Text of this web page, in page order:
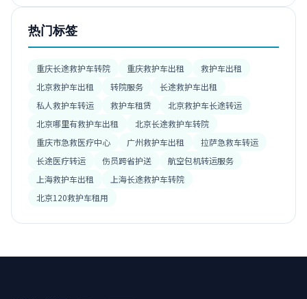
热门标签
重庆长途救护车转院 重庆救护车出租
救护车出租
北京救护车出租
转院服务
长途救护车出租
私人救护车转运
救护车租赁
北京救护车长途转运
北京哪里有救护车出租
北京长途救护车转院
重庆市急救医疗中心
广州救护车出租
拉萨急救车转运
长途医疗转运
伤员跨省护送
航空包机转运服务
上海救护车出租
上海长途救护车转院
北京120救护车租用